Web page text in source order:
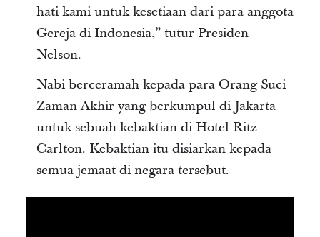
hati kami untuk kesetiaan dari para anggota
Gereja di Indonesia,” tutur Presiden
Nelson.
Nabi berceramah kepada para Orang Suci
Zaman Akhir yang berkumpul di Jakarta
untuk sebuah kebaktian di Hotel Ritz-
Carlton. Kebaktian itu disiarkan kepada
semua jemaat di negara tersebut.